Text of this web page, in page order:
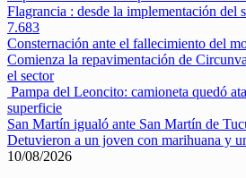
Flagrancia : desde la implementación del
7.683
Consternación ante el fallecimiento del
Comienza la repavimentación de
el sector
Pampa del Leoncito: camioneta quedó
superficie
San Martín igualó ante San Martín de
Detuvieron a un joven con marihuana y
10/08/2026